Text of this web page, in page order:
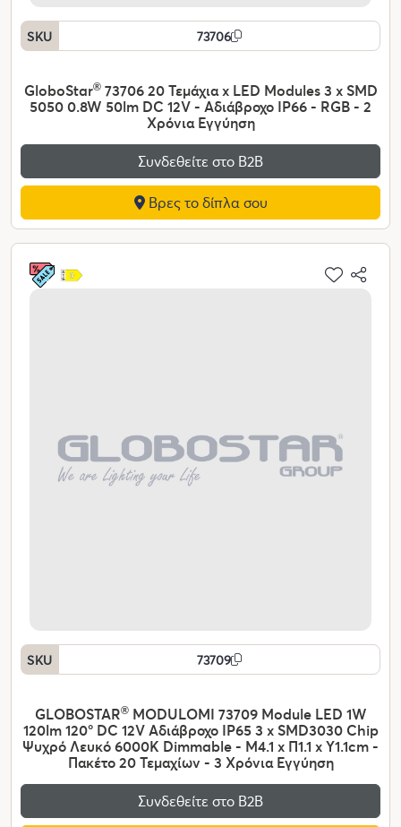
SKU 73706
GloboStar®73706 20 Τεμάχια x LED Modules 3 x SMD
5050 0.8W 50lm DC 12V - Αδιάβροχο IP66 - RGB - 2
Χρόνια Εγγύηση
Συνδεθείτε στο Β2Β
Βρες το δίπλα σου
SKU 73709
GLOBOSTAR®MODULOMI 73709 Module LED 1W
120lm 120° DC 12V Αδιάβροχο IP65 3 x SMD3030 Chip
Ψυχρό Λευκό 6000K Dimmable - Μ4.1 x Π1.1 x Υ1.1cm -
Πακέτο 20 Τεμαχίων - 3 Χρόνια Εγγύηση
Συνδεθείτε στο Β2Β